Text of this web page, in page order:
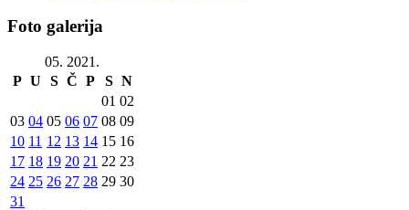
Foto galerija
05. 2021.
P U S Č P S N
01 02
03 04 05 06 07 08 09
10 11 12 13 14 15 16
17 18 19 20 21 22 23
24 25 26 27 28 29 30
31